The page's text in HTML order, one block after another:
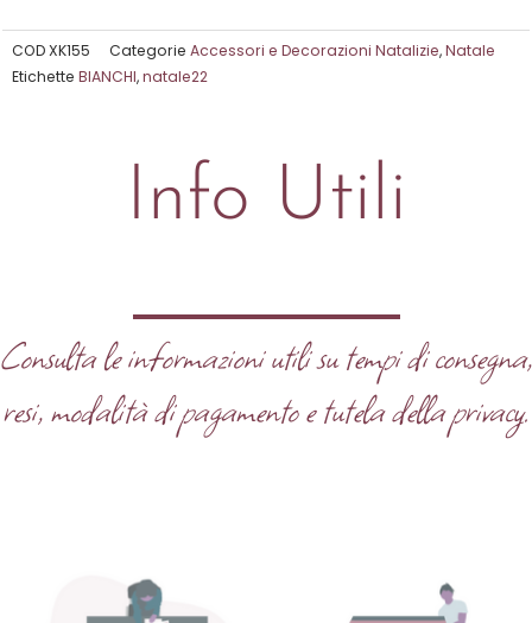
5
CODXK155 Categorie Accessori e Decorazioni Natalizie,Natale
Etichette BIANCHI,natale22
Info Utili
Consulta le informazioni utili su tempi di consegna,
resi, modalità di pagamento e tutela della privacy.